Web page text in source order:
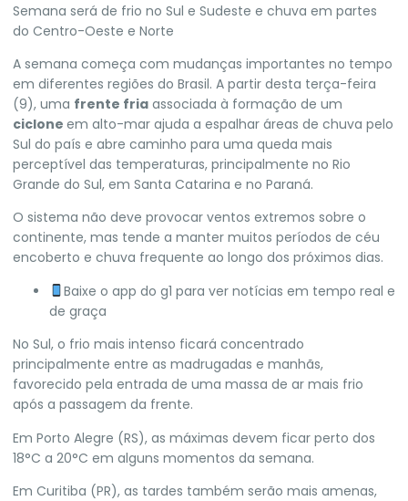
Semana será de frio no Sul e Sudeste e chuva em partes
do Centro-Oeste e Norte
A semana começa com mudanças importantes no tempo
em diferentes regiões do Brasil. A partir desta terça-feira
(9), uma frente fria associada à formação de um
ciclone em alto-mar ajuda a espalhar áreas de chuva pelo
Sul do país e abre caminho para uma queda mais
perceptível das temperaturas, principalmente no Rio
Grande do Sul, em Santa Catarina e no Paraná.
O sistema não deve provocar ventos extremos sobre o
continente, mas tende a manter muitos períodos de céu
encoberto e chuva frequente ao longo dos próximos dias.
Baixe o app do g1 para ver notícias em tempo real e
de graça
No Sul, o frio mais intenso ficará concentrado
principalmente entre as madrugadas e manhãs,
favorecido pela entrada de uma massa de ar mais frio
após a passagem da frente.
Em Porto Alegre (RS), as máximas devem ficar perto dos
18°C a 20°C em alguns momentos da semana.
Em Curitiba (PR), as tardes também serão mais amenas,